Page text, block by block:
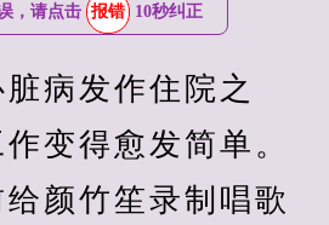
，请点击 报错 10秒纠正
病发作住院之
变得愈发简单。
竹笙录制唱歌